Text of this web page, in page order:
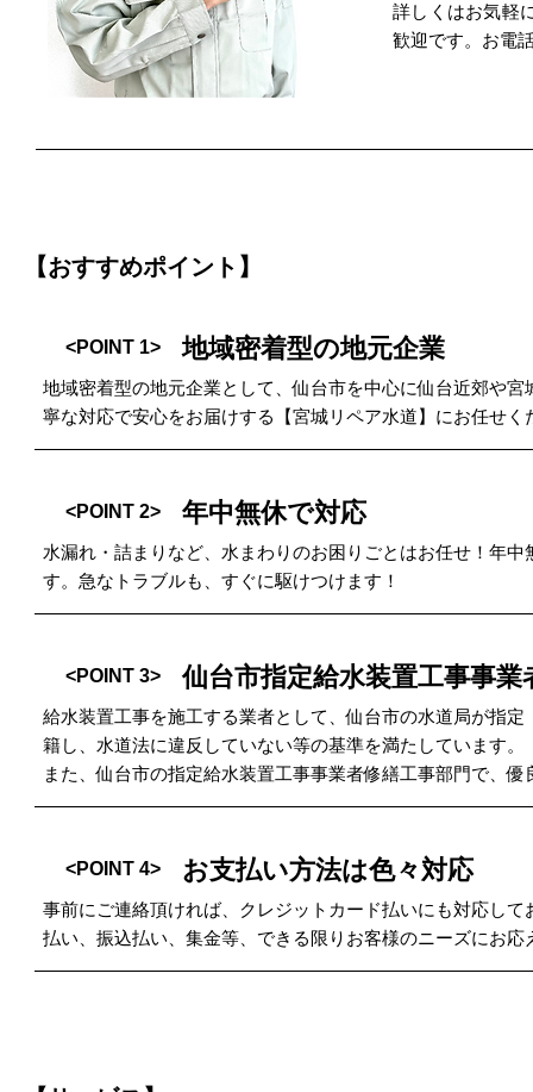
詳しくはお気軽
歓迎です。お電
【おすすめポイント】
<POINT 1> 地域密着型の地元企業
地域密着型の地元企業として、仙台市を中心に仙台近郊や
寧な対応で安心をお届けする【宮城リペア水道】にお任せく
<POINT 2> 年中無休で対応
水漏れ・詰まりなど、水まわりのお困りごとはお任せ！年
す。急なトラブルも、すぐに駆けつけます！
<POINT 3> 仙台市指定給水装置工事事
給水装置工事を施工する業者として、仙台市の水道局が指
籍し、水道法に違反していない等の基準を満たしています
また、仙台市の指定給水装置工事事業者修繕工事部門で、優
<POINT 4> お支払い方法は色々対応
事前にご連絡頂ければ、クレジットカード払いにも対応し
払い、振込払い、集金等、できる限りお客様のニーズにお応